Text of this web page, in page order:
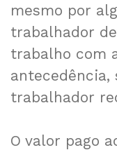
mesmo por
trabalhador
trabalho com
antecedência,
trabalhador
O valor pago